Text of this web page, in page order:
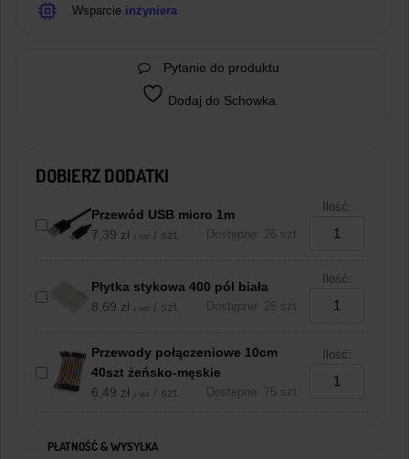
Wsparcie inżyniera
Pytanie do produktu
Dodaj do Schowka
DOBIERZ DODATKI
Przewód USB micro 1m
7,39 zł z VAT / szt. Dostępne: 26 szt.
Ilość:
Płytka stykowa 400 pól biała
8,69 zł z VAT / szt. Dostępne: 26 szt.
Ilość:
Przewody połączeniowe 10cm
40szt żeńsko-męskie
6,49 zł z VAT / szt. Dostępne: 75 szt.
Ilość:
PŁATNOŚĆ & WYSYŁKA